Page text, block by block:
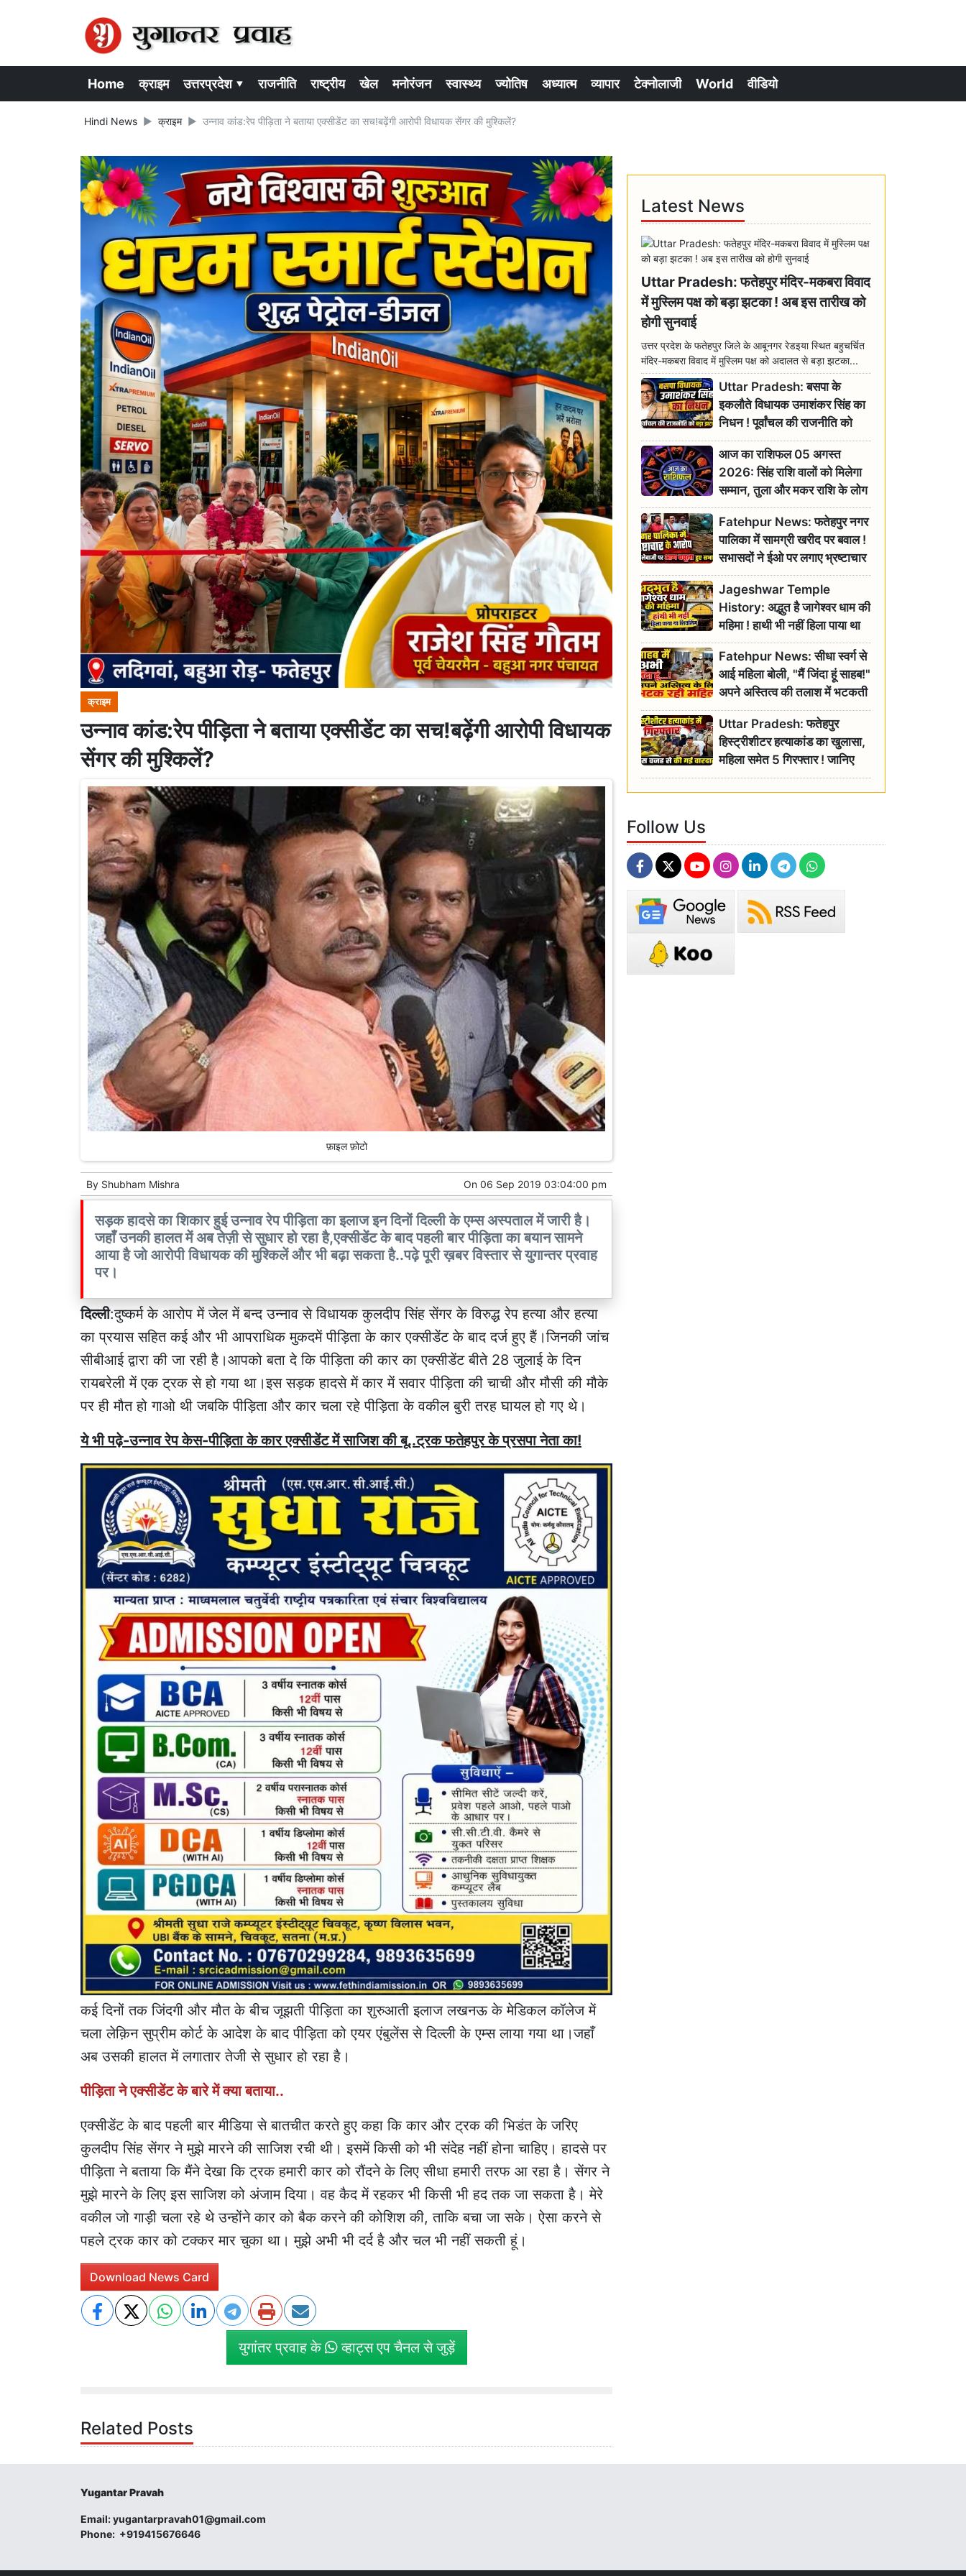
Home क्राइम उत्तरप्रदेश ▾ राजनीति राष्ट्रीय खेल मनोरंजन स्वास्थ्य ज्योतिष अध्यात्म व्यापार टेक्नोलाजी World वीडियो
Hindi News क्राइम उन्नाव कांड:रेप पीड़िता ने बताया एक्सीडेंट का सच!बढ़ेंगी आरोपी विधायक सेंगर की मुश्किलें?
क्राइम
उन्नाव कांड:रेप पीड़िता ने बताया एक्सीडेंट का सच!बढ़ेंगी आरोपी विधायक
सेंगर की मुश्किलें?
फ़ाइल फ़ोटो
By Shubham Mishra On 06 Sep 2019 03:04:00 pm
सड़क हादसे का शिकार हुई उन्नाव रेप पीड़िता का इलाज इन दिनों दिल्ली के एम्स अस्पताल में जारी है।
जहाँ उनकी हालत में अब तेज़ी से सुधार हो रहा है,एक्सीडेंट के बाद पहली बार पीड़िता का बयान सामने
आया है जो आरोपी विधायक की मुश्किलें और भी बढ़ा सकता है..पढ़े पूरी ख़बर विस्तार से युगान्तर प्रवाह
पर।
दिल्ली:दुष्कर्म के आरोप में जेल में बन्द उन्नाव से विधायक कुलदीप सिंह सेंगर के विरुद्ध रेप हत्या और हत्या
का प्रयास सहित कई और भी आपराधिक मुकदमें पीड़िता के कार एक्सीडेंट के बाद दर्ज हुए हैं।जिनकी जांच
सीबीआई द्वारा की जा रही है।आपको बता दे कि पीड़िता की कार का एक्सीडेंट बीते 28 जुलाई के दिन
रायबरेली में एक ट्रक से हो गया था।इस सड़क हादसे में कार में सवार पीड़िता की चाची और मौसी की मौके
पर ही मौत हो गाओ थी जबकि पीड़िता और कार चला रहे पीड़िता के वकील बुरी तरह घायल हो गए थे।
ये भी पढ़े-उन्नाव रेप केस-पीड़िता के कार एक्सीडेंट में साजिश की बू..ट्रक फतेहपुर के प्रसपा नेता का!
कई दिनों तक जिंदगी और मौत के बीच जूझती पीड़िता का शुरुआती इलाज लखनऊ के मेडिकल कॉलेज में
चला लेक़िन सुप्रीम कोर्ट के आदेश के बाद पीड़िता को एयर एंबुलेंस से दिल्ली के एम्स लाया गया था।जहाँ
अब उसकी हालत में लगातार तेजी से सुधार हो रहा है।
पीड़िता ने एक्सीडेंट के बारे में क्या बताया..
एक्सीडेंट के बाद पहली बार मीडिया से बातचीत करते हुए कहा कि कार और ट्रक की भिडंत के जरिए
कुलदीप सिंह सेंगर ने मुझे मारने की साजिश रची थी। इसमें किसी को भी संदेह नहीं होना चाहिए। हादसे पर
पीड़िता ने बताया कि मैंने देखा कि ट्रक हमारी कार को रौंदने के लिए सीधा हमारी तरफ आ रहा है। सेंगर ने
मुझे मारने के लिए इस साजिश को अंजाम दिया। वह कैद में रहकर भी किसी भी हद तक जा सकता है। मेरे
वकील जो गाड़ी चला रहे थे उन्होंने कार को बैक करने की कोशिश की, ताकि बचा जा सके। ऐसा करने से
पहले ट्रक कार को टक्कर मार चुका था। मुझे अभी भी दर्द है और चल भी नहीं सकती हूं।
Download News Card
युगांतर प्रवाह के व्हाट्स एप चैनल से जुड़ें
Related Posts
Latest News
Uttar Pradesh: फतेहपुर मंदिर-मकबरा विवाद
में मुस्लिम पक्ष को बड़ा झटका ! अब इस तारीख को
होगी सुनवाई
उत्तर प्रदेश के फतेहपुर जिले के आबूनगर रेडइया स्थित बहुचर्चित
मंदिर-मकबरा विवाद में मुस्लिम पक्ष को अदालत से बड़ा झटका...
Uttar Pradesh: बसपा के
इकलौते विधायक उमाशंकर सिंह का
निधन ! पूर्वांचल की राजनीति को
बड़ा झटका, योगी ने जताया दुःख
आज का राशिफल 05 अगस्त
2026: सिंह राशि वालों को मिलेगा
सम्मान, तुला और मकर राशि के लोग
रहें सतर्क
Fatehpur News: फतेहपुर नगर
पालिका में सामग्री खरीद पर बवाल !
सभासदों ने ईओ पर लगाए भ्रष्टाचार
के गंभीर आरोप
Jageshwar Temple
History: अद्भुत है जागेश्वर धाम की
महिमा ! हाथी भी नहीं हिला पाया था
शिवलिंग, जानिए क्या है इसका
इतिहास
Fatehpur News: सीधा स्वर्ग से
आई महिला बोली, "मैं जिंदा हूं साहब!"
अपने अस्तित्व की तलाश में भटकती
रही बुजुर्ग, एसडीएम ने दिए जांच के
आदेश
Uttar Pradesh: फतेहपुर
हिस्ट्रीशीटर हत्याकांड का खुलासा,
महिला समेत 5 गिरफ्तार ! जानिए
क्या था कनेक्शन?
Follow Us
Yugantar Pravah
Email:yugantarpravah01@gmail.com
Phone: +919415676646